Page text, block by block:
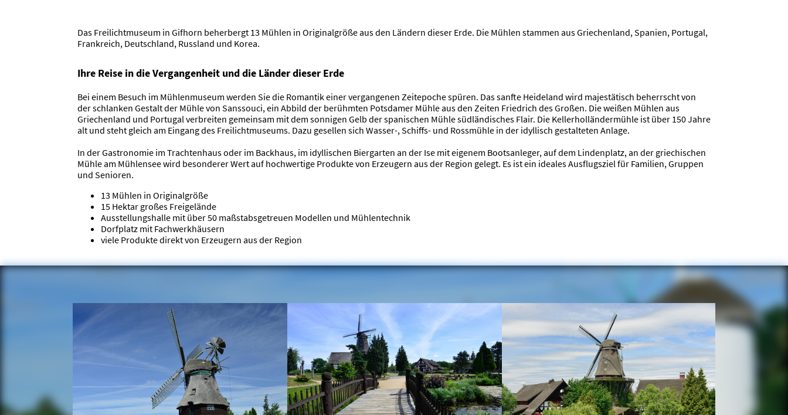
Das Freilichtmuseum in Gifhorn beherbergt 13 Mühlen in Originalgröße aus den Ländern dieser Erde. Die Mühlen stammen aus Griechenland, Spanien, Portugal,
Frankreich, Deutschland, Russland und Korea.
Ihre Reise in die Vergangenheit und die Länder dieser Erde
Bei einem Besuch im Mühlenmuseum werden Sie die Romantik einer vergangenen Zeitepoche spüren. Das sanfte Heideland wird majestätisch beherrscht von
der schlanken Gestalt der Mühle von Sanssouci, ein Abbild der berühmten Potsdamer Mühle aus den Zeiten Friedrich des Großen. Die weißen Mühlen aus
Griechenland und Portugal verbreiten gemeinsam mit dem sonnigen Gelb der spanischen Mühle südländisches Flair. Die Kellerholländermühle ist über 150 Jahre
alt und steht gleich am Eingang des Freilichtmuseums. Dazu gesellen sich Wasser-, Schiffs- und Rossmühle in der idyllisch gestalteten Anlage.
In der Gastronomie im Trachtenhaus oder im Backhaus, im idyllischen Biergarten an der Ise mit eigenem Bootsanleger, auf dem Lindenplatz, an der griechischen
Mühle am Mühlensee wird besonderer Wert auf hochwertige Produkte von Erzeugern aus der Region gelegt. Es ist ein ideales Ausflugsziel für Familien, Gruppen
und Senioren.
13 Mühlen in Originalgröße
15 Hektar großes Freigelände
Ausstellungshalle mit über 50 maßstabsgetreuen Modellen und Mühlentechnik
Dorfplatz mit Fachwerkhäusern
viele Produkte direkt von Erzeugern aus der Region